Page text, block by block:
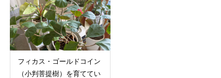
フィカス・ゴールドコイン
（小判菩提樹）を育ててい